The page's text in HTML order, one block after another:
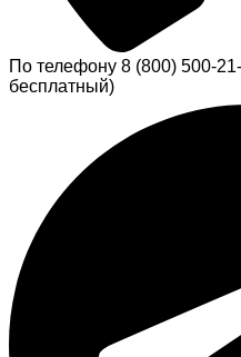
По телефону 8 (800) 500-
бесплатный)